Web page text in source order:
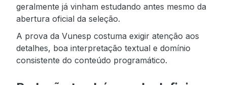
geralmente já vinham estudando antes mesmo da
abertura oficial da seleção.
A prova da Vunesp costuma exigir atenção aos
detalhes, boa interpretação textual e domínio
consistente do conteúdo programático.